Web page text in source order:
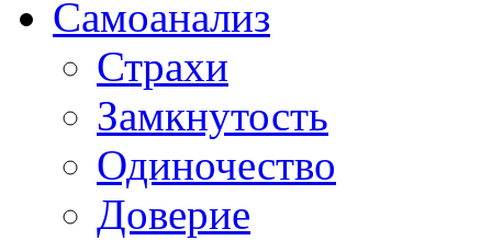
Самоанализ
Страхи
Замкнутость
Одиночество
Доверие